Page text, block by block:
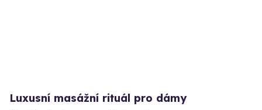
Luxusní masážní rituál pro dámy